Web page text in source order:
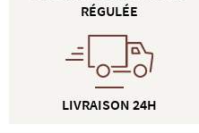
RÉGULÉE
LIVRAISON 24H